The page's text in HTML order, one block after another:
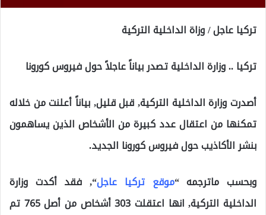
تركيا عاجل / وزاة الداخلية التركية
تركيا .. وزارة الداخلية تصدر بياناً عاجلاً حول فيروس كورونا
أصدرت وزارة الداخلية التركية, قبل قليل, بياناً أعلنت من خلاله
تمكنها من اعتقال عدد كبيرة من الأشخاص الذين يساهمون
بنشر الأكاذيب حول فيروس كورونا الجديد.
وبحسب ماترجمه “موقع تركيا عاجل“, فقد أكدت وزارة
الداخلية التركية, انها اعتقلت 303 أشخاص من أصل 765 تم